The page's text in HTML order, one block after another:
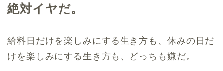
絶対イヤだ。
給料日だけを楽しみにする生き方も、休みの日だ
けを楽しみにする生き方も、どっちも嫌だ。